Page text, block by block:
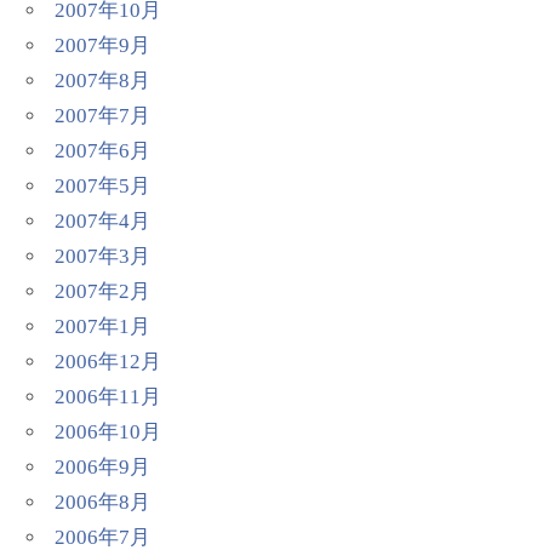
2007年10月
2007年9月
2007年8月
2007年7月
2007年6月
2007年5月
2007年4月
2007年3月
2007年2月
2007年1月
2006年12月
2006年11月
2006年10月
2006年9月
2006年8月
2006年7月